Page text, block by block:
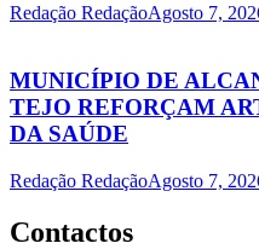
Redação RedaçãoAgosto 7,
MUNICÍPIO DE
TEJO REFORÇAM
DA SAÚDE
Redação RedaçãoAgosto 7,
Contactos